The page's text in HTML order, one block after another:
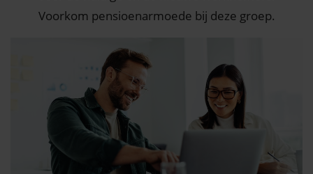
Voorkom pensioenarmoede bij deze groep.